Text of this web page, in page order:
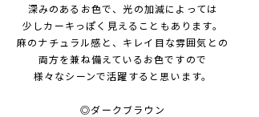
深みのあるお色で、光の加減によっては
少しカーキっぽく見えることもあります。
麻のナチュラル感と、キレイ目な雰囲気との
両方を兼ね備えているお色ですので
様々なシーンで活躍すると思います。
◎ダークブラウン